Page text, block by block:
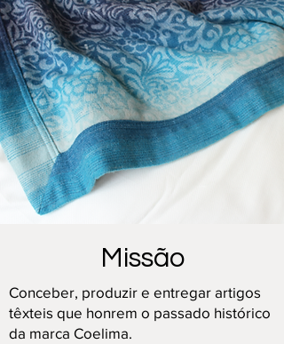
Missão
Conceber, produzir e entregar artigos
têxteis que honrem o passado histórico
da marca Coelima.